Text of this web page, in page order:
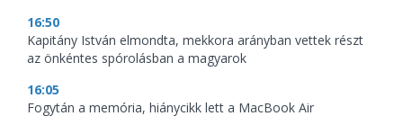
16:50
Kapitány István elmondta, mekkora arányban vettek részt
az önkéntes spórolásban a magyarok
16:05
Fogytán a memória, hiánycikk lett a MacBook Air